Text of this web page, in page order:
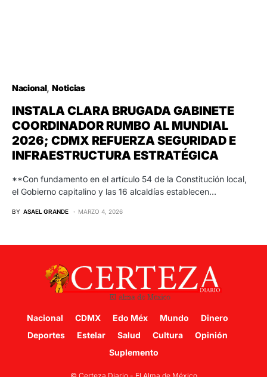
Nacional Noticias
INSTALA CLARA BRUGADA GABINETE
COORDINADOR RUMBO AL MUNDIAL
2026; CDMX REFUERZA SEGURIDAD E
INFRAESTRUCTURA ESTRATÉGICA
**Con fundamento en el artículo 54 de la Constitución local,
el Gobierno capitalino y las 16 alcaldías establecen…
BY ASAEL GRANDE MARZO 4, 2026
Nacional CDMX Edo Méx Mundo
Dinero
Deportes
Estelar Salud Cultura
Opinión
Suplemento